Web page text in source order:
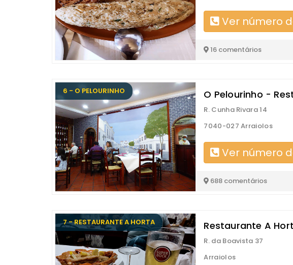
Ver número
16 comentários
6 - O PELOURINHO O Pelourinho -
R. Cunha Rivara 14
7040-027 Arraiolos
Ver número
688 comentários
7 - RESTAURANTE A HORTA Restaurante A
R. da Boavista 37
Arraiolos